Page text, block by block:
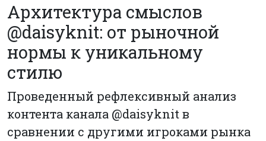
Архитектура смыслов
@daisyknit: от рыночной
нормы к уникальному
стилю
Проведенный рефлексивный анализ
контента канала @daisyknit в
сравнении с другими игроками рынка